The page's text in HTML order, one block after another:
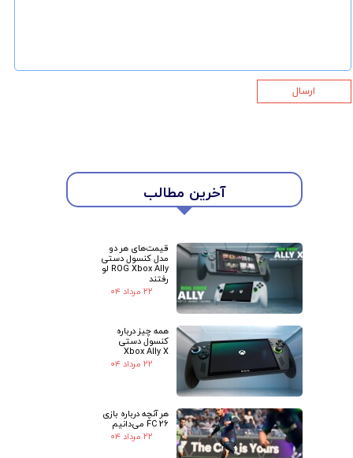
★
آخرین مطالب
قیمت‌های هر دو
مدل کنسول دستی
ROG Xbox Ally لو
رفتند
۲۲ مرداد ۰۴
همه چیز درباره
کنسول دستی
Xbox Ally X
۲۲ مرداد ۰۴
هر آنچه درباره بازی
FC 26 می‌دانیم
۲۲ مرداد ۰۴
ارسال